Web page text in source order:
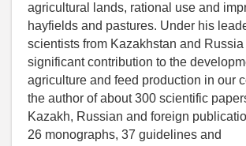
agricultural lands, rational use and
hayfields and pastures. Under his
scientists from Kazakhstan and
significant contribution to the
agriculture and feed production in our
the author of about 300 scientific
Kazakh, Russian and foreign
26 monographs, 37 guidelines and